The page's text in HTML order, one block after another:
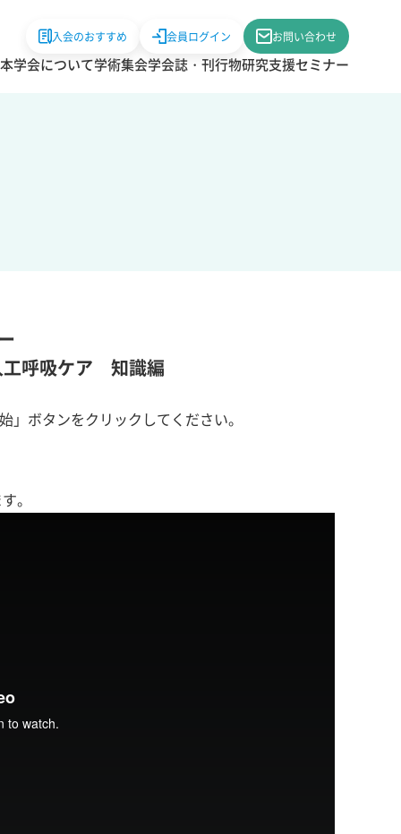
本学会について学術集会学会誌・刊行物研究支援セミナー
入会のおすすめ 会員ログイン お問い合わせ
工呼吸ケア 知識編
ボタンをクリックしてください。
。